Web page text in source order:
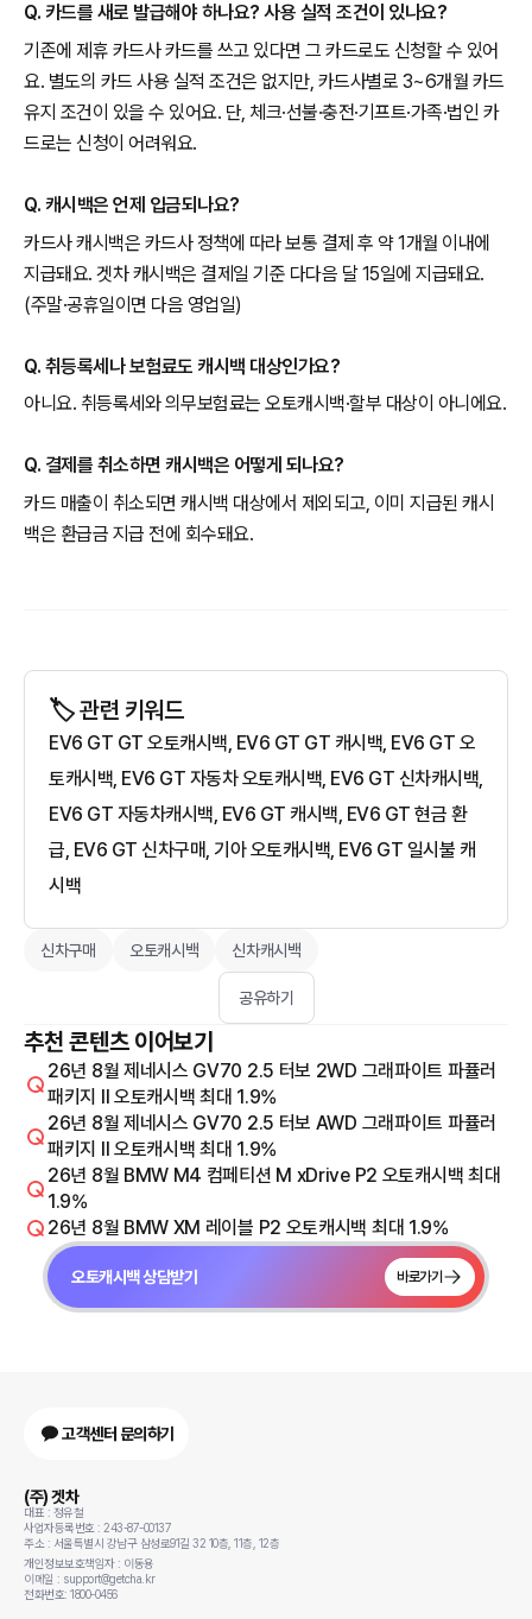
Q. 카드를 새로 발급해야 하나요? 사용 실적 조건이 있나요?
기존에 제휴 카드사 카드를 쓰고 있다면 그 카드로도 신청할 수 있어
요. 별도의 카드 사용 실적 조건은 없지만, 카드사별로 3~6개월 카드
유지 조건이 있을 수 있어요. 단, 체크·선불·충전·기프트·가족·법인 카
드로는 신청이 어려워요.
Q. 캐시백은 언제 입금되나요?
카드사 캐시백은 카드사 정책에 따라 보통 결제 후 약 1개월 이내에
지급돼요. 겟차 캐시백은 결제일 기준 다다음 달 15일에 지급돼요.
(주말·공휴일이면 다음 영업일)
Q. 취등록세나 보험료도 캐시백 대상인가요?
아니요. 취등록세와 의무보험료는 오토캐시백·할부 대상이 아니에요.
Q. 결제를 취소하면 캐시백은 어떻게 되나요?
카드 매출이 취소되면 캐시백 대상에서 제외되고, 이미 지급된 캐시
백은 환급금 지급 전에 회수돼요.
🏷️ 관련 키워드
EV6 GT GT 오토캐시백, EV6 GT GT 캐시백, EV6 GT 오
토캐시백, EV6 GT 자동차 오토캐시백, EV6 GT 신차캐시백,
EV6 GT 자동차캐시백, EV6 GT 캐시백, EV6 GT 현금 환
급, EV6 GT 신차구매, 기아 오토캐시백, EV6 GT 일시불 캐
시백
신차구매 오토캐시백 신차캐시백
공유하기
추천 콘텐츠 이어보기
26년 8월 제네시스 GV70 2.5 터보 2WD 그래파이트 파퓰러
패키지 Il 오토캐시백 최대 1.9%
26년 8월 제네시스 GV70 2.5 터보 AWD 그래파이트 파퓰러
패키지 Il 오토캐시백 최대 1.9%
26년 8월 BMW M4 컴페티션 M xDrive P2 오토캐시백 최대
1.9%
26년 8월 BMW XM 레이블 P2 오토캐시백 최대 1.9%
오토캐시백 상담받기 바로가기
고객센터 문의하기
(주) 겟차
대표 : 정유철
사업자등록번호 : 243-87-00137
주소 : 서울특별시 강남구 삼성로91길 32 10층, 11층, 12층
개인정보보호책임자 : 이동용
이메일 : support@getcha.kr
전화번호: 1800-0456